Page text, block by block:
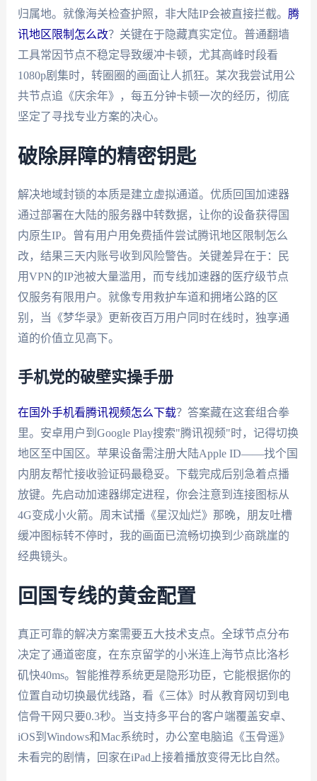
归属地。就像海关检查护照，非大陆IP会被直接拦截。 腾
讯地区限制怎么改？关键在于隐藏真实定位。普通翻墙
工具常因节点不稳定导致缓冲卡顿，尤其高峰时段看
1080p剧集时，转圈圈的画面让人抓狂。某次我尝试用公
共节点追《庆余年》，每五分钟卡顿一次的经历，彻底
坚定了寻找专业方案的决心。
破除屏障的精密钥匙
解决地域封锁的本质是建立虚拟通道。优质回国加速器
通过部署在大陆的服务器中转数据，让你的设备获得国
内原生IP。曾有用户用免费插件尝试腾讯地区限制怎么
改，结果三天内账号收到风险警告。关键差异在于：民
用VPN的IP池被大量滥用，而专线加速器的医疗级节点
仅服务有限用户。就像专用救护车道和拥堵公路的区
别，当《梦华录》更新夜百万用户同时在线时，独享通
道的价值立见高下。
手机党的破壁实操手册
在国外手机看腾讯视频怎么下载？答案藏在这套组合拳
里。安卓用户到Google Play搜索"腾讯视频"时，记得切换
地区至中国区。苹果设备需注册大陆Apple ID——找个国
内朋友帮忙接收验证码最稳妥。下载完成后别急着点播
放键。先启动加速器绑定进程，你会注意到连接图标从
4G变成小火箭。周末试播《星汉灿烂》那晚，朋友吐槽
缓冲图标转不停时，我的画面已流畅切换到少商跳崖的
经典镜头。
回国专线的黄金配置
真正可靠的解决方案需要五大技术支点。全球节点分布
决定了通道密度，在东京留学的小米连上海节点比洛杉
矶快40ms。智能推荐系统更是隐形功臣，它能根据你的
位置自动切换最优线路，看《三体》时从教育网切到电
信骨干网只要0.3秒。当支持多平台的客户端覆盖安卓、
iOS到Windows和Mac系统时，办公室电脑追《玉骨遥》
未看完的剧情，回家在iPad上接着播放变得无比自然。